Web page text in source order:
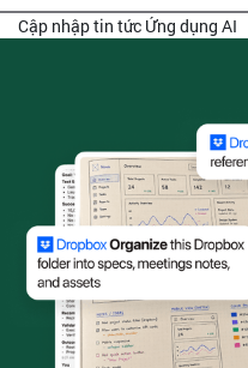
Cập nhập tin tức Ứng dụng AI